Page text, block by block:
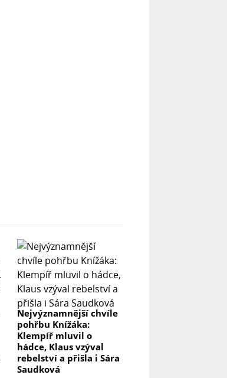
Nejvýznamnější chvíle
pohřbu Knížáka:
Klempíř mluvil o
hádce, Klaus vzýval
rebelství a přišla i Sára
Saudková